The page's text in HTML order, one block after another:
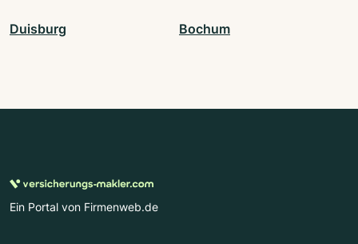
Duisburg Bochum
Ein Portal von Firmenweb.de